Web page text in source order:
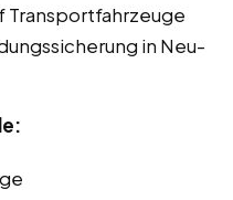
Transportfahrzeuge
in Neu-